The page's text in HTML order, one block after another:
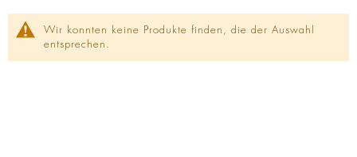
Wir konnten keine Produkte finden, die der Auswahl
entsprechen.